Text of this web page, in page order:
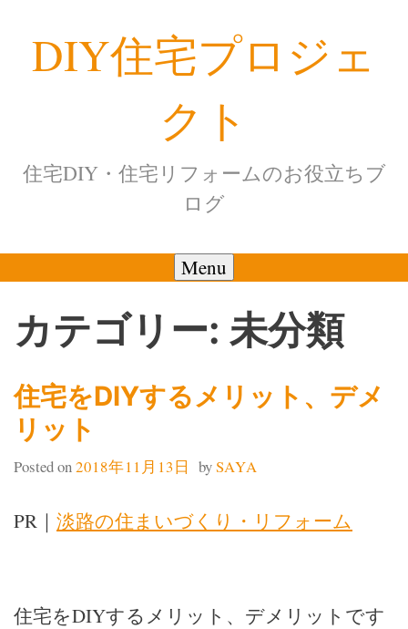
DIY住宅プロジェ
クト
住宅DIY・住宅リフォームのお役立ちブ
ログ
Menu
カテゴリー: 未分類
住宅をDIYするメリット、デメ
リット
Posted on2018年11月13日 bySAYA
PR｜ 淡路の住まいづくり・リフォーム
住宅をDIYするメリット、デメリットです